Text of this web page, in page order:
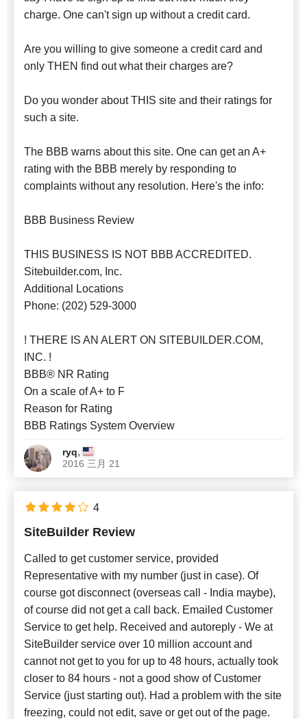
charge. One can't sign up without a credit card.
Are you willing to give someone a credit card and
only THEN find out what their charges are?
Do you wonder about THIS site and their ratings for
such a site.
The BBB warns about this site. One can get an A+
rating with the BBB merely by responding to
complaints without any resolution. Here's the info:
BBB Business Review
THIS BUSINESS IS NOT BBB ACCREDITED.
Sitebuilder.com, Inc.
Additional Locations
Phone: (202) 529-3000
! THERE IS AN ALERT ON SITEBUILDER.COM,
INC. !
BBB® NR Rating
On a scale of A+ to F
Reason for Rating
BBB Ratings System Overview
ryq,
2016 三月 21
SiteBuilder Review
Called to get customer service, provided
Representative with my number (just in case). Of
course got disconnect (overseas call - India maybe),
of course did not get a call back. Emailed Customer
Service to get help. Received and autoreply - We at
SiteBuilder service over 10 million account and
cannot not get to you for up to 48 hours, actually took
closer to 84 hours - not a good show of Customer
Service (just starting out). Had a problem with the site
freezing, could not edit, save or get out of the page.
4